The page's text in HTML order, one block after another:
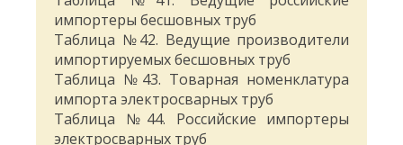
импортеры бесшовных труб
Таблица №42. Ведущие производители
импортируемых бесшовных труб
Таблица №43. Товарная номенклатура
импорта электросварных труб
Таблица №44. Российские импортеры
электросварных труб